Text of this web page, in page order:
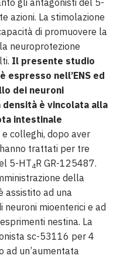
gli antagonisti del 5-
azioni. La stimolazione
di promuovere la
neuroprotezione
Il presente studio
espresso nell’ENS ed
dei neuroni
è vincolata alla
intestinale
e colleghi, dopo aver
trattati per tre
5-HT4R GR-125487.
della
assistito ad una
neuroni mioenterici e ad
nestina. La
sc-53116 per 4
ad un’aumentata